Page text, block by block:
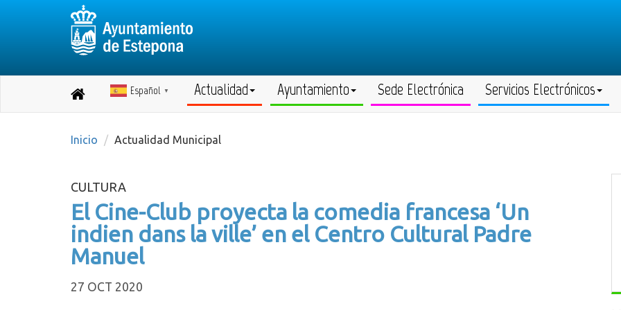
Destino:
inicio
Español ▼ Actualidad Ayuntamiento Sede Electrónica Servicios Electrónicos
Inicio Actualidad Municipal
CULTURA
El Cine-Club proyecta la comedia francesa ‘Un
indien dans la ville’ en el Centro Cultural Padre
Manuel
27 OCT 2020